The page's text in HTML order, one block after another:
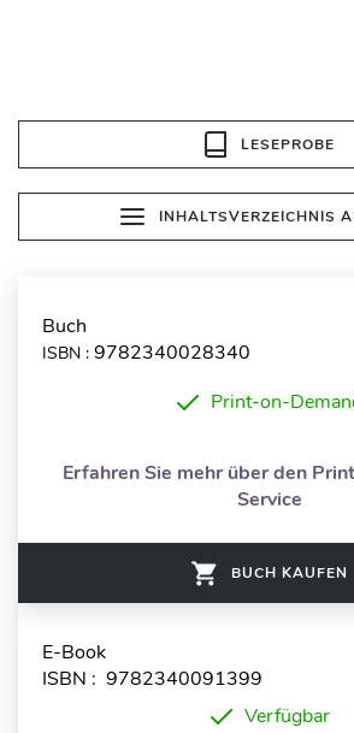
LESEPROBE
INHALTSVERZEICHNIS
Buch
ISBN : 9782340028340
Print-on-
Erfahren Sie mehr über den
Service
BUCH KAUFEN
E-Book
ISBN : 9782340091399
Verfügbar